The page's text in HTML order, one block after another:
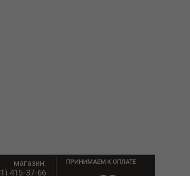
магазин:
415-37-66
ПРИНИМАЕМ К ОПЛАТЕ